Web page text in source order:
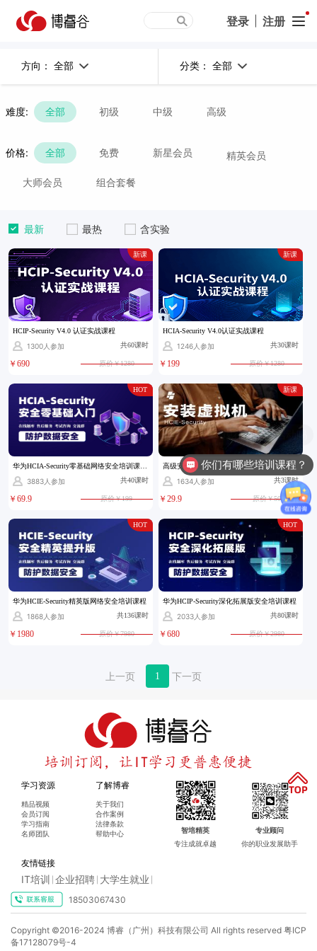
登录 注册
方向： 全部 分类： 全部
难度: 全部 初级 中级 高级
价格: 全部 免费 新星会员 精英会员
大师会员 组合套餐
最新 最热 含实验
新课
HCIP-Security V4.0 认证实战课程
1300人参加 共60课时
￥690 原价￥1280
新课
HCIA-Security V4.0认证实战课程
1246人参加 共30课时
￥199 原价￥1280
HOT
3883人参加 共40课时
￥69.9 原价￥199
新课
高级安全安装虚拟机【Security】
1634人参加 共3课时
￥29.9 原价￥50
HOT
华为HCIE-Security精英版网络安全培训课程
1868人参加 共136课时
￥1980 原价￥7980
HOT
华为HCIP-Security深化拓展版安全培训课程
2033人参加 共80课时
￥680 原价￥2980
1
学习资源
精品视频
会员订阅
学习指南
名师团队
了解博睿
关于我们
合作案例
法律条款
帮助中心
智培精英
专注成就卓越
专业顾问
你的职业发展助手
友情链接
IT培训 企业招聘 大学生就业
18503067430
Copyright ©2016-2024 博睿（广州）科技有限公司 All rights reserved 粤ICP
备17128079号-4
你们有哪些培训课程？
现在有优惠活动吗